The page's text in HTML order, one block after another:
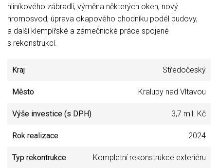
hliníkového zábradlí, výměna některých oken, nový
hromosvod, úprava okapového chodníku podél budovy,
a další klempířské a zámečnické práce spojené
s rekonstrukcí.
Kraj Středočeský
Město Kralupy nad Vltavou
Výše investice (s DPH) 3,7 mil. Kč
Rok realizace 2024
Typ rekontrukce Kompletní rekonstrukce exteriéru